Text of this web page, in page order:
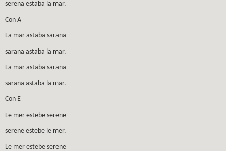
serena estaba la mar.
Con A
La mar astaba sarana
sarana astaba la mar.
La mar astaba sarana
sarana astaba la mar.
Con E
Le mer estebe serene
serene estebe le mer.
Le mer estebe serene